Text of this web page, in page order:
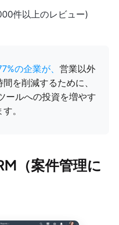
件以上のレビュー)
の企業が、 営業以外
を削減するために、
ールへの投資を増やす
。
（案件管理に